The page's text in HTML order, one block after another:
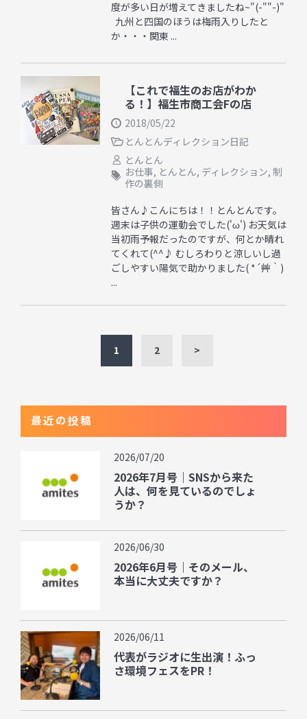
度が多い日が増えてきましたね~"(-""-)"
九州と四国のほうは梅雨入りしたと
か・・・関東 ...
【これで福生のお店がわか
る！】福生市商工会Fの店
2018/05/22
とんとんディレクション日記
とんとん
お仕事, とんとん, ディレクション, 制
作の裏側
皆さん♪こんにちは！！とんとんです。
週末は子供の運動会でした('ω') お天気は
当初雨予報だったのですが、何とか晴れ
てくれて(^^♪ むしろわりと涼しいし過
ごしやすい陽気で助かりました( *´艸｀)
...
1 2 >
最近の投稿
2026/07/20
2026年7月号｜SNSから来た
人は、何を見ているのでしょ
うか？
2026/06/30
2026年6月号｜そのメール、
本当に大丈夫ですか？
2026/06/11
代表がラジオに生出演！ふっ
さ環境フェスをPR！